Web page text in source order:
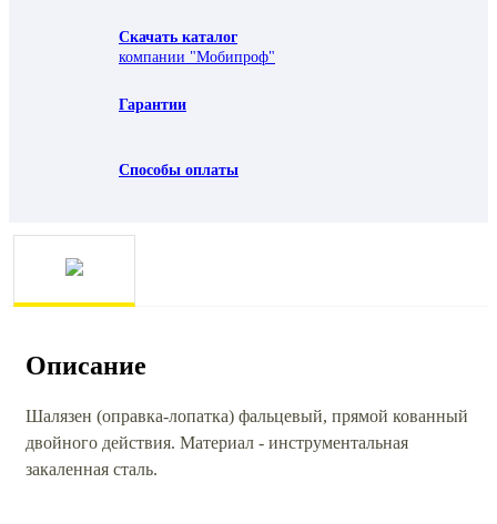
Скачать каталог
компании "Мобипроф"
Гарантии
Способы оплаты
Описание
Шалязен (оправка-лопатка) фальцевый, прямой кованный
двойного действия. Материал - инструментальная
закаленная сталь.